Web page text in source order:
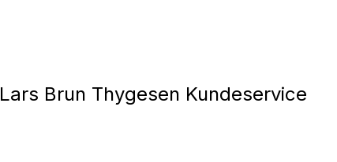
Lars Brun Thygesen Kundeservice